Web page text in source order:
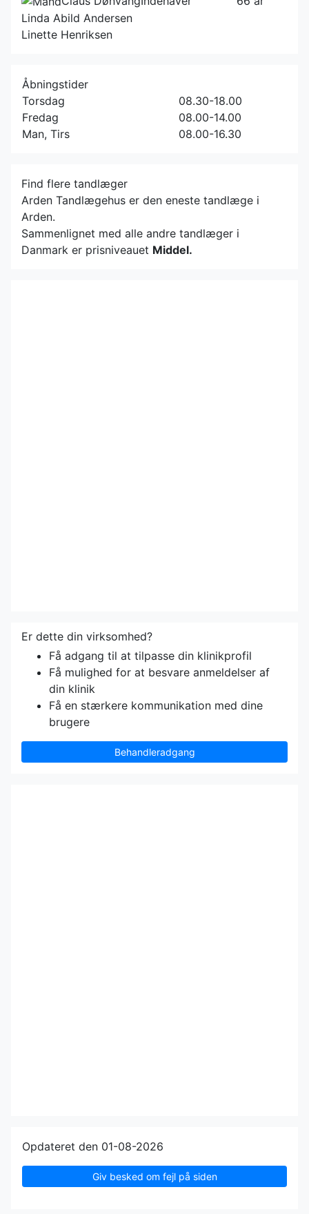
Linda Abild Andersen
Linette Henriksen
Åbningstider
Torsdag
08.30-18.00
Fredag
08.00-14.00
Man, Tirs
08.00-16.30
Find flere tandlæger
Arden Tandlægehus er den eneste tandlæge i
Arden.
Sammenlignet med alle andre tandlæger i
Danmark er prisniveauet Middel.
Er dette din virksomhed?
Få adgang til at tilpasse din klinikprofil
Få mulighed for at besvare anmeldelser af
din klinik
Få en stærkere kommunikation med dine
brugere
Behandleradgang
Opdateret den 01-08-2026
Giv besked om fejl på siden